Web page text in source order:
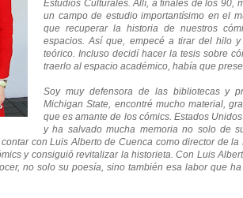
Estudios Culturales. Allí, a finales de los 90,
un campo de estudio importantísimo en el
que recuperar la historia de nuestros
espacios. Así que, empecé a tirar del hilo
teórico. Incluso decidí hacer la tesis sobre
traerlo al espacio académico, había que
Soy muy defensora de las bibliotecas y
Michigan State, encontré mucho material,
que es amante de los cómics. Estados
y ha salvado mucha memoria no solo de
con Luis Alberto de Cuenca como director de
y consiguió revitalizar la historieta. Con Luis
no solo su poesía, sino también esa labor que